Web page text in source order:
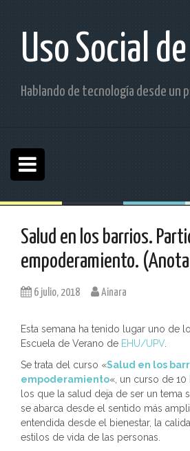
i
Uso Social
Hablando de tecnología desde un
Salud en los barrios.
empoderamiento.
6 julio, 2018 Ainara
Esta semana ha tenido lugar uno de
Escuela de Verano de EHU/UPV
Se trata del curso «Salud en los
empoderamiento«, un curso de
los que la salud deja de ser un tema
se abarca desde el sentido más
entendida desde el bienestar, la
estilos de vida de las personas.